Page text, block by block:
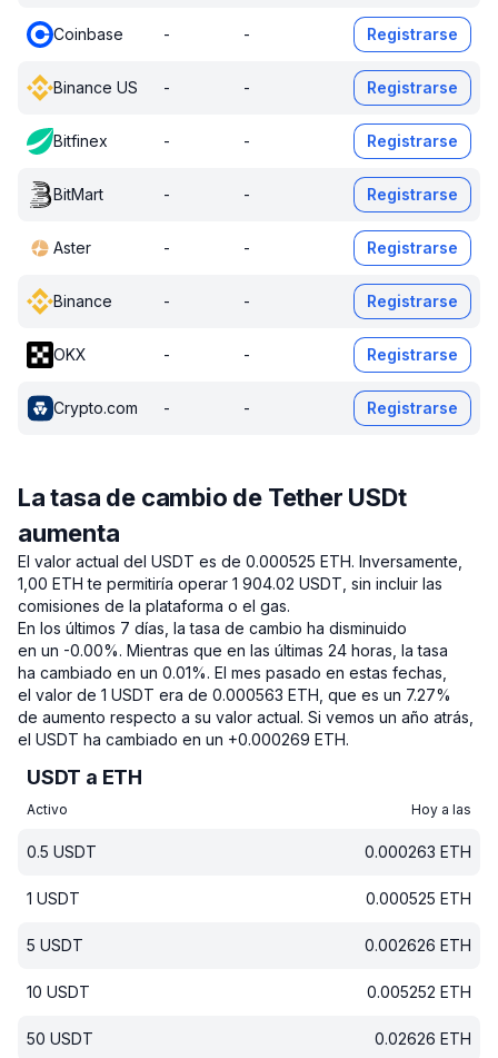
Coinbase - - Registrarse
Binance US - - Registrarse
Bitfinex - - Registrarse
BitMart - - Registrarse
Aster - - Registrarse
Binance - - Registrarse
OKX - - Registrarse
Crypto.com - - Registrarse
La tasa de cambio de Tether USDt
aumenta
El valor actual del USDT es de 0.000525 ETH. Inversamente,
1,00 ETH te permitiría operar 1 904.02 USDT, sin incluir las
comisiones de la plataforma o el gas.
En los últimos 7 días, la tasa de cambio ha disminuido
en un -0.00%. Mientras que en las últimas 24 horas, la tasa
ha cambiado en un 0.01%. El mes pasado en estas fechas,
el valor de 1 USDT era de 0.000563 ETH, que es un 7.27%
de aumento respecto a su valor actual. Si vemos un año atrás,
el USDT ha cambiado en un +0.000269 ETH.
USDT a ETH
Activo Hoy a las
0.5 USDT 0.000263 ETH
1 USDT 0.000525 ETH
5 USDT 0.002626 ETH
10 USDT 0.005252 ETH
50 USDT 0.02626 ETH